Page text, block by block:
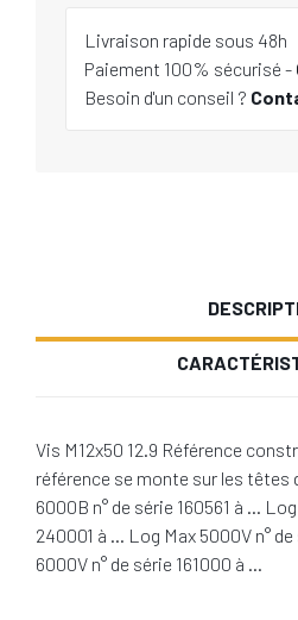
Livraison rapide sous 48h
Paiement 100% sécurisé -
Besoin d'un conseil ?
Vis M12x50 12.9 Référence
référence se monte sur les têtes
6000B n° de série 160561 à …
240001 à … Log Max 5000V n°
6000V n° de série 161000 à …